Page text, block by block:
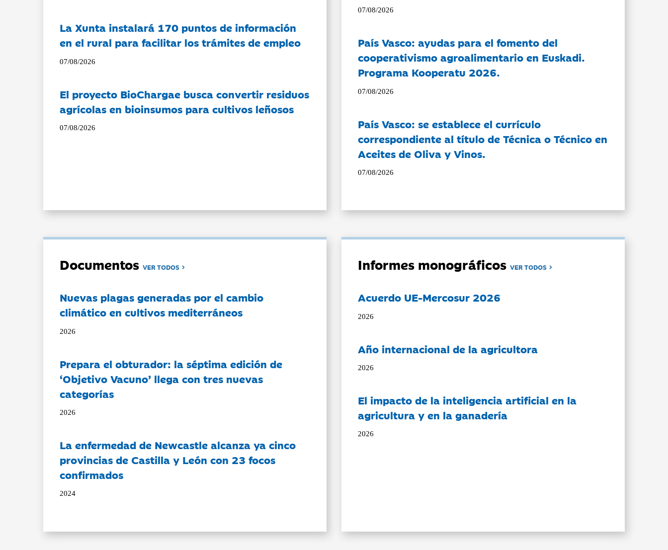
La Xunta instalará 170 puntos de información
en el rural para facilitar los trámites de empleo
07/08/2026
El proyecto BioChargae busca convertir residuos
agrícolas en bioinsumos para cultivos leñosos
07/08/2026
07/08/2026
País Vasco: ayudas para el fomento del
cooperativismo agroalimentario en Euskadi.
Programa Kooperatu 2026.
07/08/2026
País Vasco: se establece el currículo
correspondiente al título de Técnica o Técnico en
Aceites de Oliva y Vinos.
07/08/2026
DocumentosVER TODOS
Nuevas plagas generadas por el cambio
climático en cultivos mediterráneos
2026
Prepara el obturador: la séptima edición de
‘Objetivo Vacuno’ llega con tres nuevas
categorías
2026
La enfermedad de Newcastle alcanza ya cinco
provincias de Castilla y León con 23 focos
confirmados
2024
Informes monográficosVER TODOS
Acuerdo UE-Mercosur 2026
2026
Año internacional de la agricultora
2026
El impacto de la inteligencia artificial en la
agricultura y en la ganadería
2026